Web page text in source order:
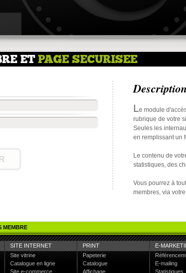
ET PAGE SECURISEE
Le module
rubrique de votre
Seules les
en remplissant un
Le contenu de
statistiques, des
Vous pourrez à
membres, via
MEMBRE
SITE INTERNET
Site vitrine
Catalogue en ligne
Site e-commerce
PRINT
Papeterie
Catalogue
Affichage
E-
E-mailing
Statistiques